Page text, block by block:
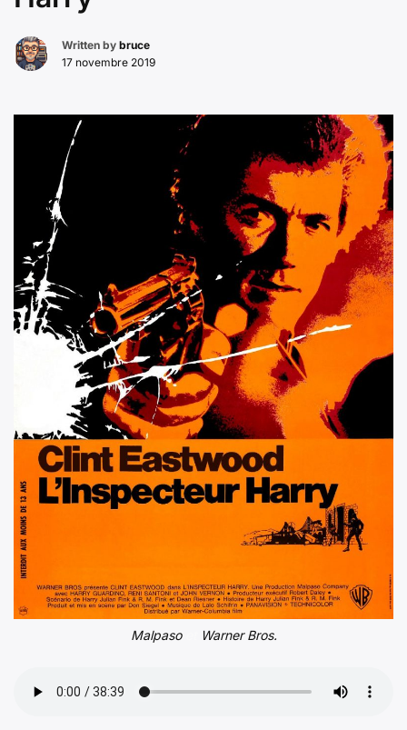
Written by bruce
17 novembre 2019
Malpasoet Warner Bros.